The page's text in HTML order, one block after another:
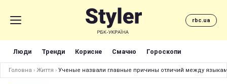
rbc.ua
Люди Тренди Корисне Смачно Гороскопи
Головна › Життя › Ученые назвали главные причины отличий между